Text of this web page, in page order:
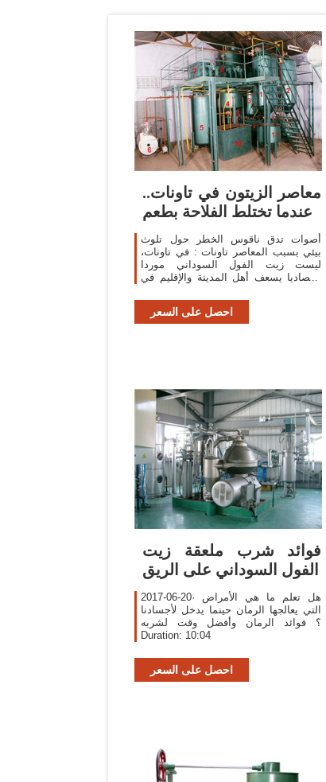
معاصر الزيتون في تاونات..
عندما تختلط الفلاحة بطعم
أصوات تدق ناقوس الخطر حول تلوث
بيئي بسبب المعاصر تاونات : في تاونات،
ليست زيت الفول السوداني موردا
اقتصاديا يسعف أهل المدينة والإقليم في
«تعصر» آلام المواطنين لتعطي منتوجا
غريبا،قوامه زيت
احصل على السعر
‫فوائد شرب ملعقة زيت
الفول السوداني على الريق
2017-06-20· هل تعلم ما هي الأمراض
التي يعالجها الرمان حينما يدخل لأجسادنا
؟ فوائد الرمان وأفضل وقت لشربه
Duration: 10:04
احصل على السعر